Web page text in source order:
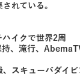
れている。
イクで世界2周
持、滝行、
スキューバダイビ